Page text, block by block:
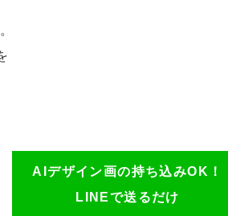
AIデザイン画の持ち込みOK！
LINEで送るだけ